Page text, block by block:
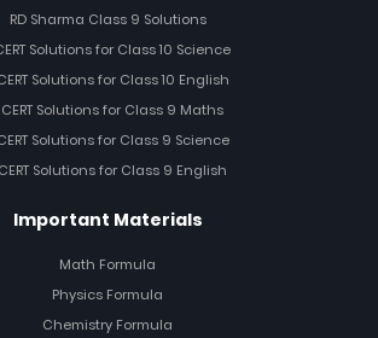
RD Sharma Class 9 Solutions
Solutions for Class 10 Science
Solutions for Class 10 English
Solutions for Class 9 Maths
Solutions for Class 9 Science
Solutions for Class 9 English
Important Materials
Math Formula
Physics Formula
Chemistry Formula